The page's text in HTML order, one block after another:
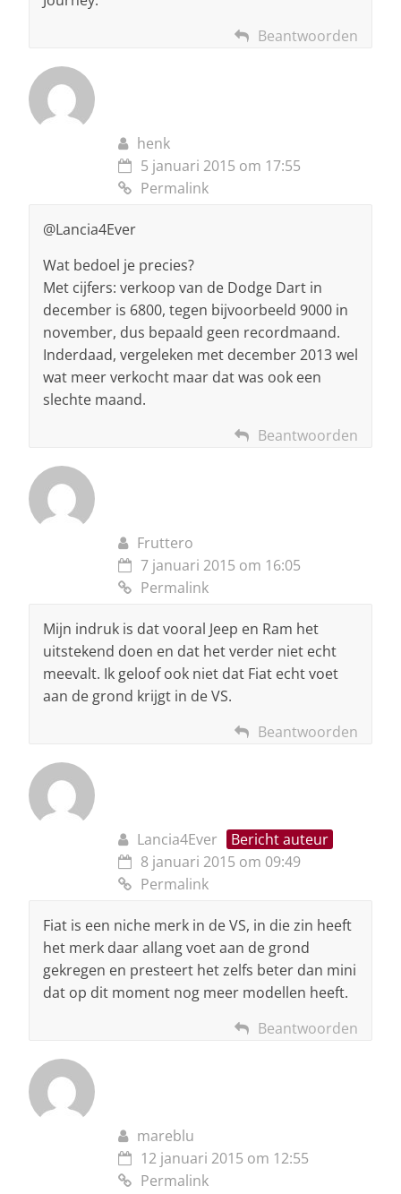
Beantwoorden
henk
5 januari 2015 om 17:55
Permalink
@Lancia4Ever
Wat bedoel je precies?
Met cijfers: verkoop van de Dodge Dart in
december is 6800, tegen bijvoorbeeld 9000 in
november, dus bepaald geen recordmaand.
Inderdaad, vergeleken met december 2013 wel
wat meer verkocht maar dat was ook een
slechte maand.
Beantwoorden
Fruttero
7 januari 2015 om 16:05
Permalink
Mijn indruk is dat vooral Jeep en Ram het
uitstekend doen en dat het verder niet echt
meevalt. Ik geloof ook niet dat Fiat echt voet
aan de grond krijgt in de VS.
Beantwoorden
Lancia4Ever
Bericht auteur
8 januari 2015 om 09:49
Permalink
Fiat is een niche merk in de VS, in die zin heeft
het merk daar allang voet aan de grond
gekregen en presteert het zelfs beter dan mini
dat op dit moment nog meer modellen heeft.
Beantwoorden
mareblu
12 januari 2015 om 12:55
Permalink